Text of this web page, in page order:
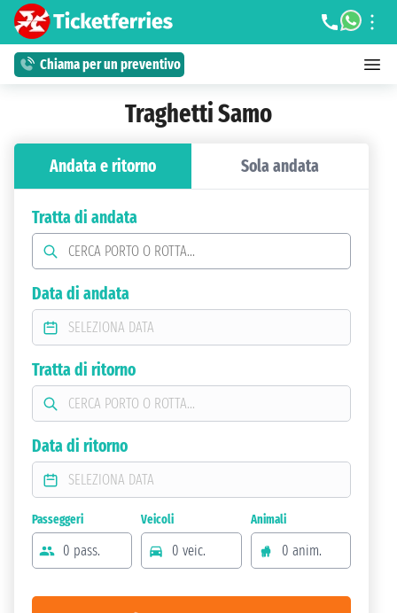
Chiama per un preventivo
Traghetti Samo
Andata e ritorno Sola andata
Tratta di andata
Data di andata
Tratta di ritorno
Data di ritorno
Passeggeri
0 pass.
Veicoli
0 veic.
Animali
0 anim.